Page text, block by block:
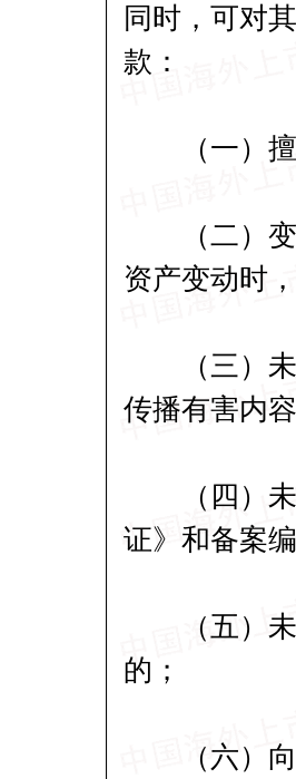
同时，可对
款：
（一）擅
（二）变
资产变动时
（三）未
传播有害内
（四）未
证》和备案
（五）未
的；
（六）向